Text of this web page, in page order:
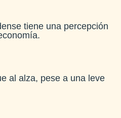
tiene una percepción
al alza, pese a una leve